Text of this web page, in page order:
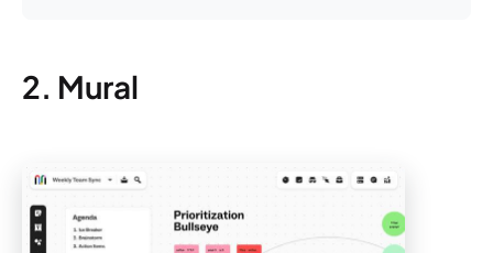
2. Mural